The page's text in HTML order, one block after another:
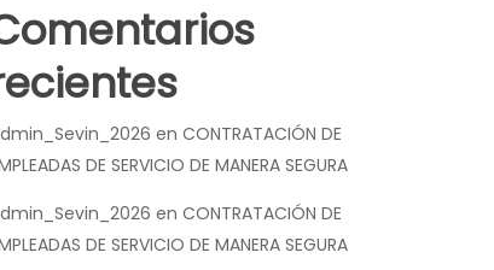
en CONTRATACIÓN DE
DE SERVICIO DE MANERA SEGURA
en CONTRATACIÓN DE
DE SERVICIO DE MANERA SEGURA